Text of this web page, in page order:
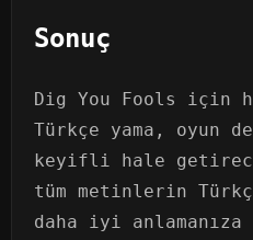
Sonuç
Dig You Fools için
Türkçe yama, oyun
keyifli hale
tüm metinlerin
daha iyi anlamanıza